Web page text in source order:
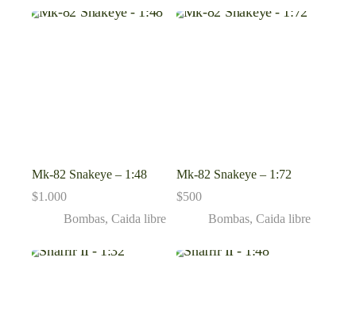
Mk-82 Snakeye – 1:48
$1.000
Bombas, Caida libre
Mk-82 Snakeye – 1:72
$500
Bombas,Caida libre